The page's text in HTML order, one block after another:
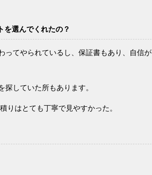
を選んでくれたの？
ってやられているし、保証書もあり、自信が
していた所もあります。
はとても丁寧で見やすかった。